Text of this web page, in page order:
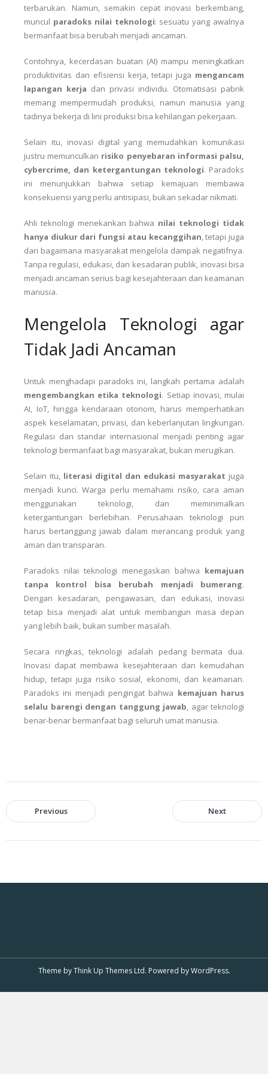
terbarukan. Namun, semakin cepat inovasi berkembang,
muncul paradoks nilai teknologi: sesuatu yang awalnya
bermanfaat bisa berubah menjadi ancaman.
Contohnya, kecerdasan buatan (AI) mampu meningkatkan
produktivitas dan efisiensi kerja, tetapi juga mengancam
lapangan kerja dan privasi individu. Otomatisasi pabrik
memang mempermudah produksi, namun manusia yang
tadinya bekerja di lini produksi bisa kehilangan pekerjaan.
Selain itu, inovasi digital yang memudahkan komunikasi
justru memunculkan risiko penyebaran informasi palsu,
cybercrime, dan ketergantungan teknologi. Paradoks
ini menunjukkan bahwa setiap kemajuan membawa
konsekuensi yang perlu antisipasi, bukan sekadar nikmati.
Ahli teknologi menekankan bahwa nilai teknologi tidak
hanya diukur dari fungsi atau kecanggihan, tetapi juga
dari bagaimana masyarakat mengelola dampak negatifnya.
Tanpa regulasi, edukasi, dan kesadaran publik, inovasi bisa
menjadi ancaman serius bagi kesejahteraan dan keamanan
manusia.
Mengelola Teknologi agar
Tidak Jadi Ancaman
Untuk menghadapi paradoks ini, langkah pertama adalah
mengembangkan etika teknologi. Setiap inovasi, mulai
AI, IoT, hingga kendaraan otonom, harus memperhatikan
aspek keselamatan, privasi, dan keberlanjutan lingkungan.
Regulasi dan standar internasional menjadi penting agar
teknologi bermanfaat bagi masyarakat, bukan merugikan.
Selain itu, literasi digital dan edukasi masyarakat juga
menjadi kunci. Warga perlu memahami risiko, cara aman
menggunakan teknologi, dan meminimalkan
ketergantungan berlebihan. Perusahaan teknologi pun
harus bertanggung jawab dalam merancang produk yang
aman dan transparan.
Paradoks nilai teknologi menegaskan bahwa kemajuan
tanpa kontrol bisa berubah menjadi bumerang.
Dengan kesadaran, pengawasan, dan edukasi, inovasi
tetap bisa menjadi alat untuk membangun masa depan
yang lebih baik, bukan sumber masalah.
Secara ringkas, teknologi adalah pedang bermata dua.
Inovasi dapat membawa kesejahteraan dan kemudahan
hidup, tetapi juga risiko sosial, ekonomi, dan keamanan.
Paradoks ini menjadi pengingat bahwa kemajuan harus
selalu barengi dengan tanggung jawab, agar teknologi
benar-benar bermanfaat bagi seluruh umat manusia.
Previous Next
Theme byThink Up Themes Ltd. Powered byWordPress.